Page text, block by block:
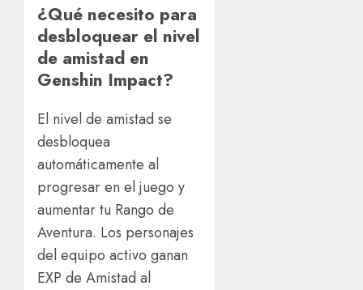
¿Qué necesito para
desbloquear el nivel
de amistad en
Genshin Impact?
El nivel de amistad se
desbloquea
automáticamente al
progresar en el juego y
aumentar tu Rango de
Aventura. Los personajes
del equipo activo ganan
EXP de Amistad al